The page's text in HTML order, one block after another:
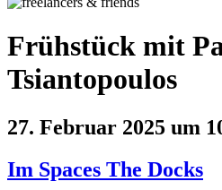
Frühstück mit
Tsiantopoulos
27. Februar 2025 um
Im Spaces The Docks